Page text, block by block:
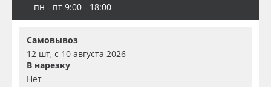
пн - пт 9:00 - 18:00
Самовывоз
12 шт, с 10 августа 2026
В нарезку
Нет